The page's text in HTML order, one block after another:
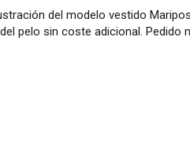
del modelo vestido
pelo sin coste adicional.